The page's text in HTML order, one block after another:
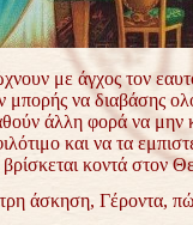
με άγχος τον
μπορής να διαβάσης
άλλη φορά να μην
και να τα
κοντά στον
άσκηση, Γέροντα,